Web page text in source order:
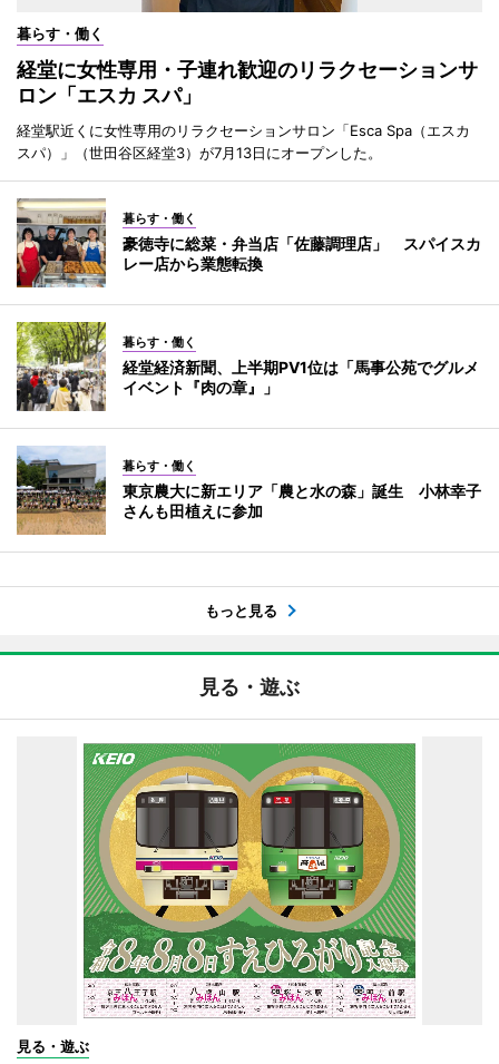
暮らす・働く
経堂に女性専用・子連れ歓迎のリラクセーションサ
ロン「エスカ スパ」
経堂駅近くに女性専用のリラクセーションサロン「Esca Spa（エスカ
スパ）」（世田谷区経堂3）が7月13日にオープンした。
暮らす・働く
豪徳寺に総菜・弁当店「佐藤調理店」 スパイスカ
レー店から業態転換
暮らす・働く
経堂経済新聞、上半期PV1位は「馬事公苑でグルメ
イベント『肉の章』」
暮らす・働く
東京農大に新エリア「農と水の森」誕生 小林幸子
さんも田植えに参加
もっと見る
見る・遊ぶ
見る・遊ぶ